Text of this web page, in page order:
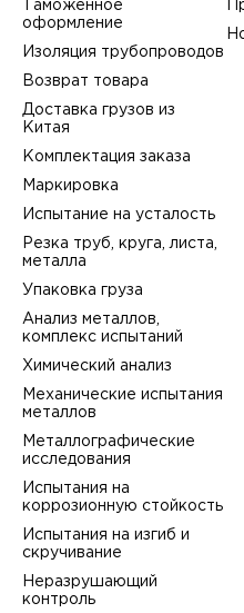
Таможенное
оформление
Изоляция трубопроводов
Возврат товара
Доставка грузов из
Китая
Комплектация заказа
Маркировка
Испытание на усталость
Резка труб, круга, листа,
металла
Упаковка груза
Анализ металлов,
комплекс испытаний
Химический анализ
Механические испытания
металлов
Металлографические
исследования
Испытания на
коррозионную стойкость
Испытания на изгиб и
скручивание
Неразрушающий
контроль